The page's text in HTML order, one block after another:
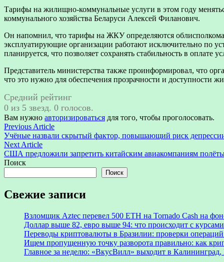
Тарифы на жилищно-коммунальные услуги в этом году
коммунального хозяйства Беларуси Алексей Филанович.
Он напомнил, что тарифы на ЖКУ определяются
эксплуатирующие организации работают исключительно по
планируется, что позволяет сохранять стабильность в
Представитель министерства также проинформировал, что
что это нужно для обеспечения прозрачности и доступности
Средний рейтинг
0 из 5 звезд. 0 голосов.
Вам нужно авторизироваться для того, чтобы проголосовать.
Навигация
по
записям
Previous ArticlePrevious
article:
Учёные назвали скрытый фактор, повышающий риск депрессии
Next ArticleNext
article:
США предложили запретить китайским авиакомпаниям
Поиск
Поиск
Свежие записи
Взломщик Aztec перевел 500 ETH на Tornado Cash на
Доллар выше 82, евро выше 94: что происходит с
Переводы криптовалюты в Бразилии: проверки
Ищем пропущенную точку разворота правильно: как
Главное за неделю: «ВкусВилл» выходит в